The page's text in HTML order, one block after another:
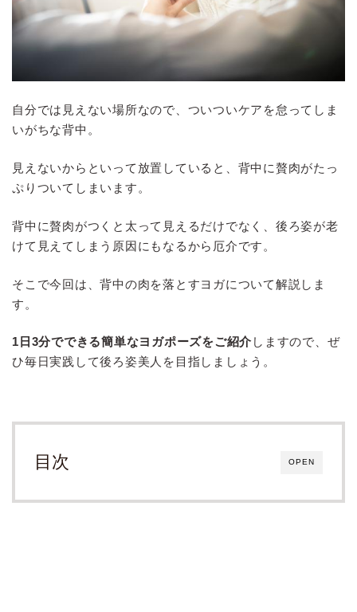
自分では見えない場所なので、ついついケアを怠ってしま
いがちな背中。
見えないからといって放置していると、背中に贅肉がたっ
ぷりついてしまいます。
背中に贅肉がつくと太って見えるだけでなく、後ろ姿が老
けて見えてしまう原因にもなるから厄介です。
そこで今回は、背中の肉を落とすヨガについて解説しま
す。
1日3分でできる簡単なヨガポーズをご紹介 しますので、ぜ
ひ毎日実践して後ろ姿美人を目指しましょう。
OPEN
目次